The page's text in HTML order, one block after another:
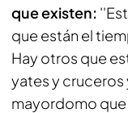
que existen:
que están el
Hay otros que
yates y cruceros
mayordomo que